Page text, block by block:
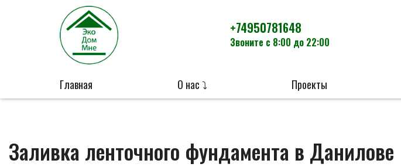
+74950781648
Звоните с 8:00 до 22:00
Главная О нас ⤵ Проекты
Заливка ленточного фундамента в Данилове